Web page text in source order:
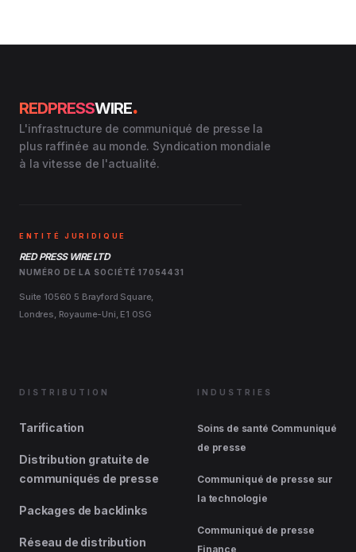
REDPRESSWIRE.
L'infrastructure de communiqué de presse la
plus raffinée au monde. Syndication mondiale
à la vitesse de l'actualité.
ENTITÉ JURIDIQUE
RED PRESS WIRE LTD
NUMÉRO DE LA SOCIÉTÉ 17054431
Suite 10560 5 Brayford Square,
Londres, Royaume-Uni, E1 0SG
DISTRIBUTION
Tarification
Distribution gratuite de
communiqués de presse
Packages de backlinks
Réseau de distribution
INDUSTRIES
Soins de santé Communiqué
de presse
Communiqué de presse sur
la technologie
Communiqué de presse
Finance